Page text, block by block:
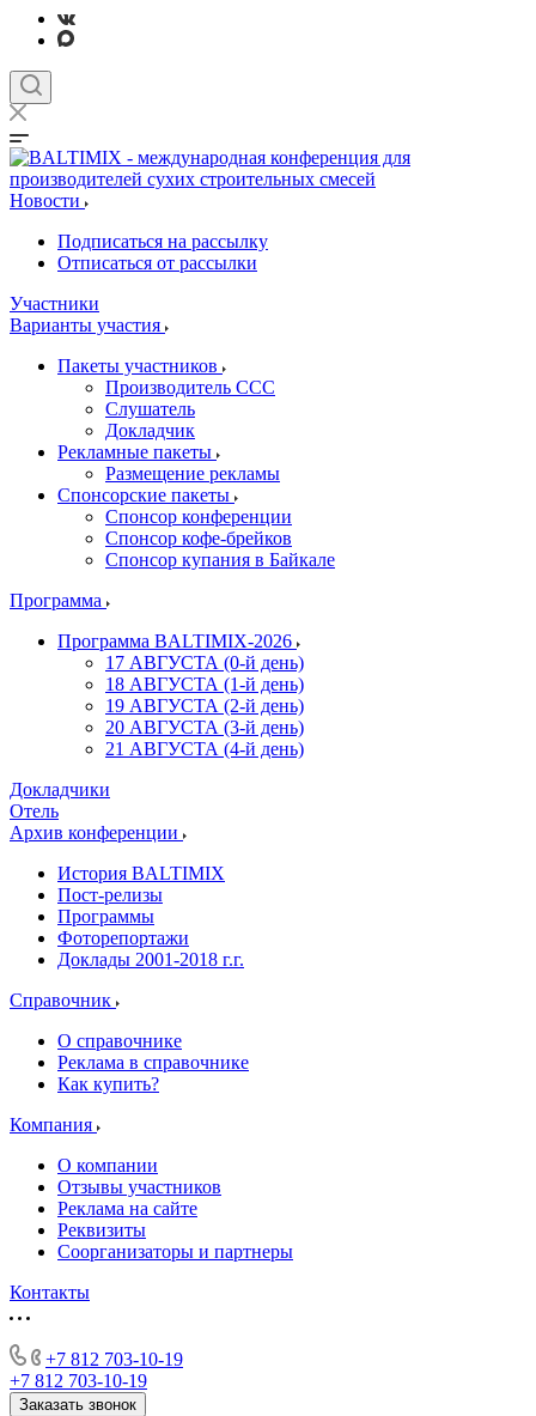
Новости
Подписаться на рассылку
Отписаться от рассылки
Участники
Варианты участия
Пакеты участников
Производитель ССС
Слушатель
Докладчик
Рекламные пакеты
Размещение рекламы
Спонсорские пакеты
Спонсор конференции
Спонсор кофе-брейков
Спонсор купания в Байкале
Программа
Программа BALTIMIX-2026
17 АВГУСТА (0-й день)
18 АВГУСТА (1-й день)
19 АВГУСТА (2-й день)
20 АВГУСТА (3-й день)
21 АВГУСТА (4-й день)
Докладчики
Отель
Архив конференции
История BALTIMIX
Пост-релизы
Программы
Фоторепортажи
Доклады 2001-2018 г.г.
Справочник
О справочнике
Реклама в справочнике
Как купить?
Компания
О компании
Отзывы участников
Реклама на сайте
Реквизиты
Соорганизаторы и партнеры
Контакты
+7 812 703-10-19
+7 812 703-10-19
Заказать звонок